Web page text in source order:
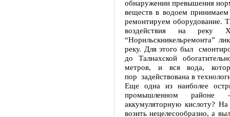
обнаружении превышения
веществ в водоем
ремонтируем оборудование.
воздействия на реку
“Норильскникельремонта”
реку. Для этого был
до Талнахской
метров, и вся вода,
пор задействована в
Еще одна из наиболее
промышленном районе
аккумуляторную кислоту?
возить нецелесообразно, а